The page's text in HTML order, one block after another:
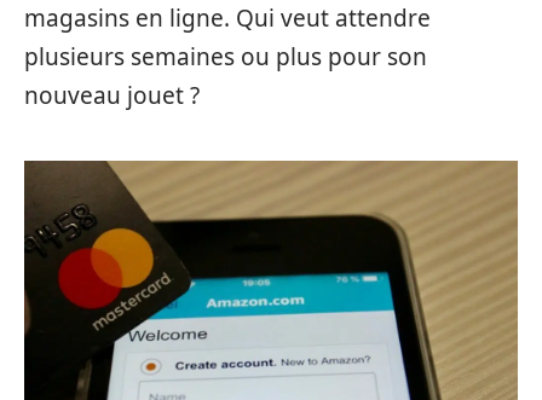
magasins en ligne. Qui veut attendre
plusieurs semaines ou plus pour son
nouveau jouet ?